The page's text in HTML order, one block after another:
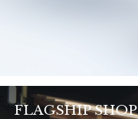
FLAGSHIP SHOP